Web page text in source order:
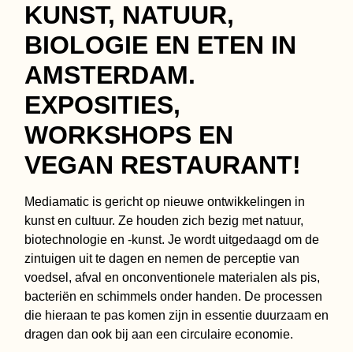
KUNST, NATUUR,
BIOLOGIE EN ETEN IN
AMSTERDAM.
EXPOSITIES,
WORKSHOPS EN
VEGAN RESTAURANT!
Mediamatic is gericht op nieuwe ontwikkelingen in
kunst en cultuur. Ze houden zich bezig met natuur,
biotechnologie en -kunst. Je wordt uitgedaagd om de
zintuigen uit te dagen en nemen de perceptie van
voedsel, afval en onconventionele materialen als pis,
bacteriën en schimmels onder handen. De processen
die hieraan te pas komen zijn in essentie duurzaam en
dragen dan ook bij aan een circulaire economie.